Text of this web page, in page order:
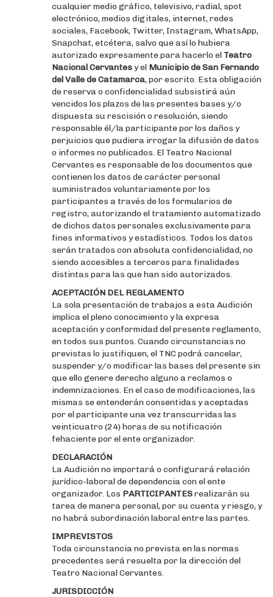
cualquier medio gráfico, televisivo, radial, spot
electrónico, medios digitales, internet, redes
sociales, Facebook, Twitter, Instagram, WhatsApp,
Snapchat, etcétera, salvo que así lo hubiera
autorizado expresamente para hacerlo el Teatro
Nacional Cervantesy el Municipio de San Fernando
del Valle de Catamarca, por escrito. Esta obligación
de reserva o confidencialidad subsistirá aún
vencidos los plazos de las presentes bases y/o
dispuesta su rescisión o resolución, siendo
responsable él/la participante por los daños y
perjuicios que pudiera irrogar la difusión de datos
o informes no publicados. El Teatro Nacional
Cervantes es responsable de los documentos que
contienen los datos de carácter personal
suministrados voluntariamente por los
participantes a través de los formularios de
registro, autorizando el tratamiento automatizado
de dichos datos personales exclusivamente para
fines informativos y estadísticos. Todos los datos
serán tratados con absoluta confidencialidad, no
siendo accesibles a terceros para finalidades
distintas para las que han sido autorizados.
ACEPTACIÓN DEL REGLAMENTO
La sola presentación de trabajos a esta Audición
implica el pleno conocimiento y la expresa
aceptación y conformidad del presente reglamento,
en todos sus puntos. Cuando circunstancias no
previstas lo justifiquen, el TNC podrá cancelar,
suspender y/o modificar las bases del presente sin
que ello genere derecho alguno a reclamos o
indemnizaciones. En el caso de modificaciones, las
mismas se entenderán consentidas y aceptadas
por el participante una vez transcurridas las
veinticuatro (24) horas de su notificación
fehaciente por el ente organizador.
DECLARACIÓN
La Audición no importará o configurará relación
jurídico-laboral de dependencia con el ente
organizador. Los PARTICIPANTESrealizarán su
tarea de manera personal, por su cuenta y riesgo, y
no habrá subordinación laboral entre las partes.
IMPREVISTOS
Toda circunstancia no prevista en las normas
precedentes será resuelta por la dirección del
Teatro Nacional Cervantes.
JURISDICCIÓN